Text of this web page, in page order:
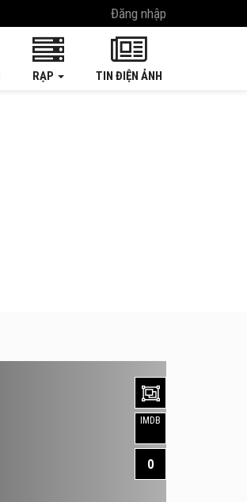
Đăng nhập
RẠP TIN ĐIỆN ẢNH
IMDB
0